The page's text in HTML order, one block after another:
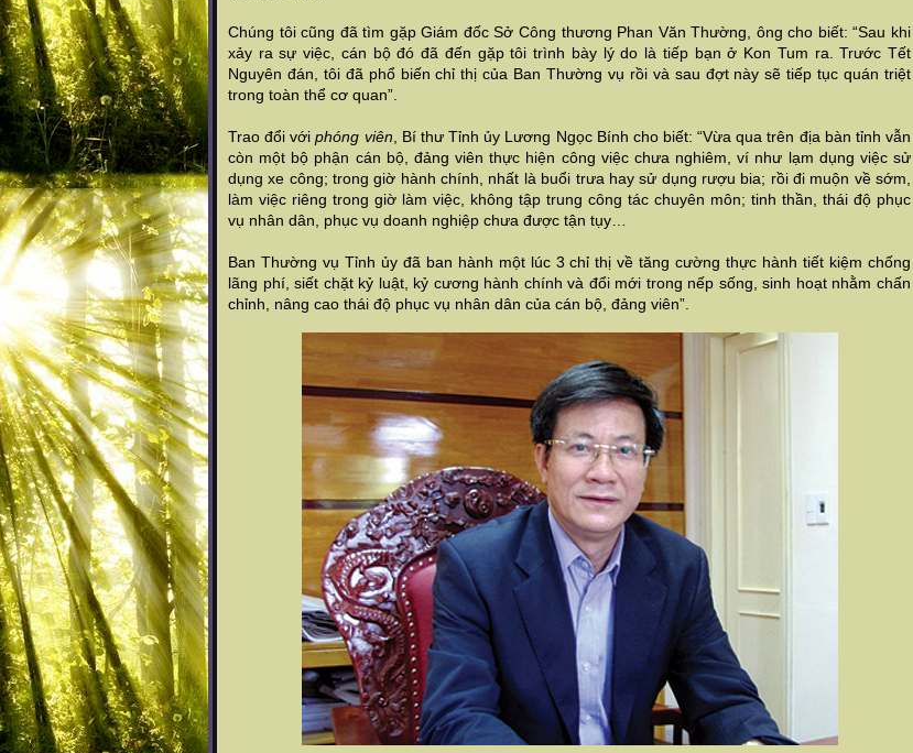
Chúng tôi cũng đã tìm gặp Giám đốc Sở Công thương Phan Văn Thường, ông cho biết: “Sau khi
xảy ra sự việc, cán bộ đó đã đến gặp tôi trình bày lý do là tiếp bạn ở Kon Tum ra. Trước Tết
Nguyên đán, tôi đã phổ biến chỉ thị của Ban Thường vụ rồi và sau đợt này sẽ tiếp tục quán triệt
trong toàn thể cơ quan”.
Trao đổi vớiphóng viên , Bí thư Tỉnh ủy Lương Ngọc Bính cho biết: “Vừa qua trên địa bàn tỉnh vẫn
còn một bộ phận cán bộ, đảng viên thực hiện công việc chưa nghiêm, ví như lạm dụng việc sử
dụng xe công; trong giờ hành chính, nhất là buổi trưa hay sử dụng rượu bia; rồi đi muộn về sớm,
làm việc riêng trong giờ làm việc, không tập trung công tác chuyên môn; tinh thần, thái độ phục
vụ nhân dân, phục vụ doanh nghiệp chưa được tận tụy…
Ban Thường vụ Tỉnh ủy đã ban hành một lúc 3 chỉ thị về tăng cường thực hành tiết kiệm chống
lãng phí, siết chặt kỷ luật, kỷ cương hành chính và đổi mới trong nếp sống, sinh hoạt nhằm chấn
chỉnh, nâng cao thái độ phục vụ nhân dân của cán bộ, đảng viên”.